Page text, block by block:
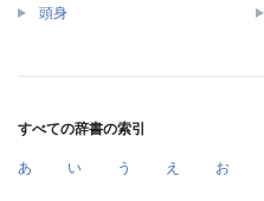
頭身
すべての辞書の索引
あ い う え お